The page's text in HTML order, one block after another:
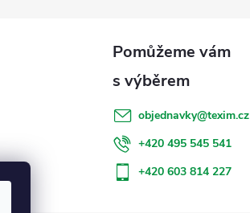
objednavky@texim.cz
+420 495 545 541
+420 603 814 227